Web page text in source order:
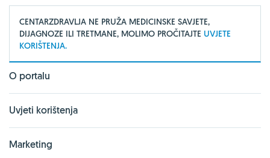
CENTARZDRAVLJA NE PRUŽA MEDICINSKE SAVJETE,
DIJAGNOZE ILI TRETMANE, MOLIMO PROČITAJTE UVJETE
KORIŠTENJA.
O portalu
Uvjeti korištenja
Marketing